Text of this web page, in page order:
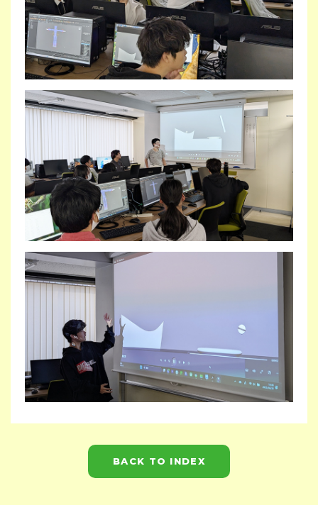
BACK TO INDEX